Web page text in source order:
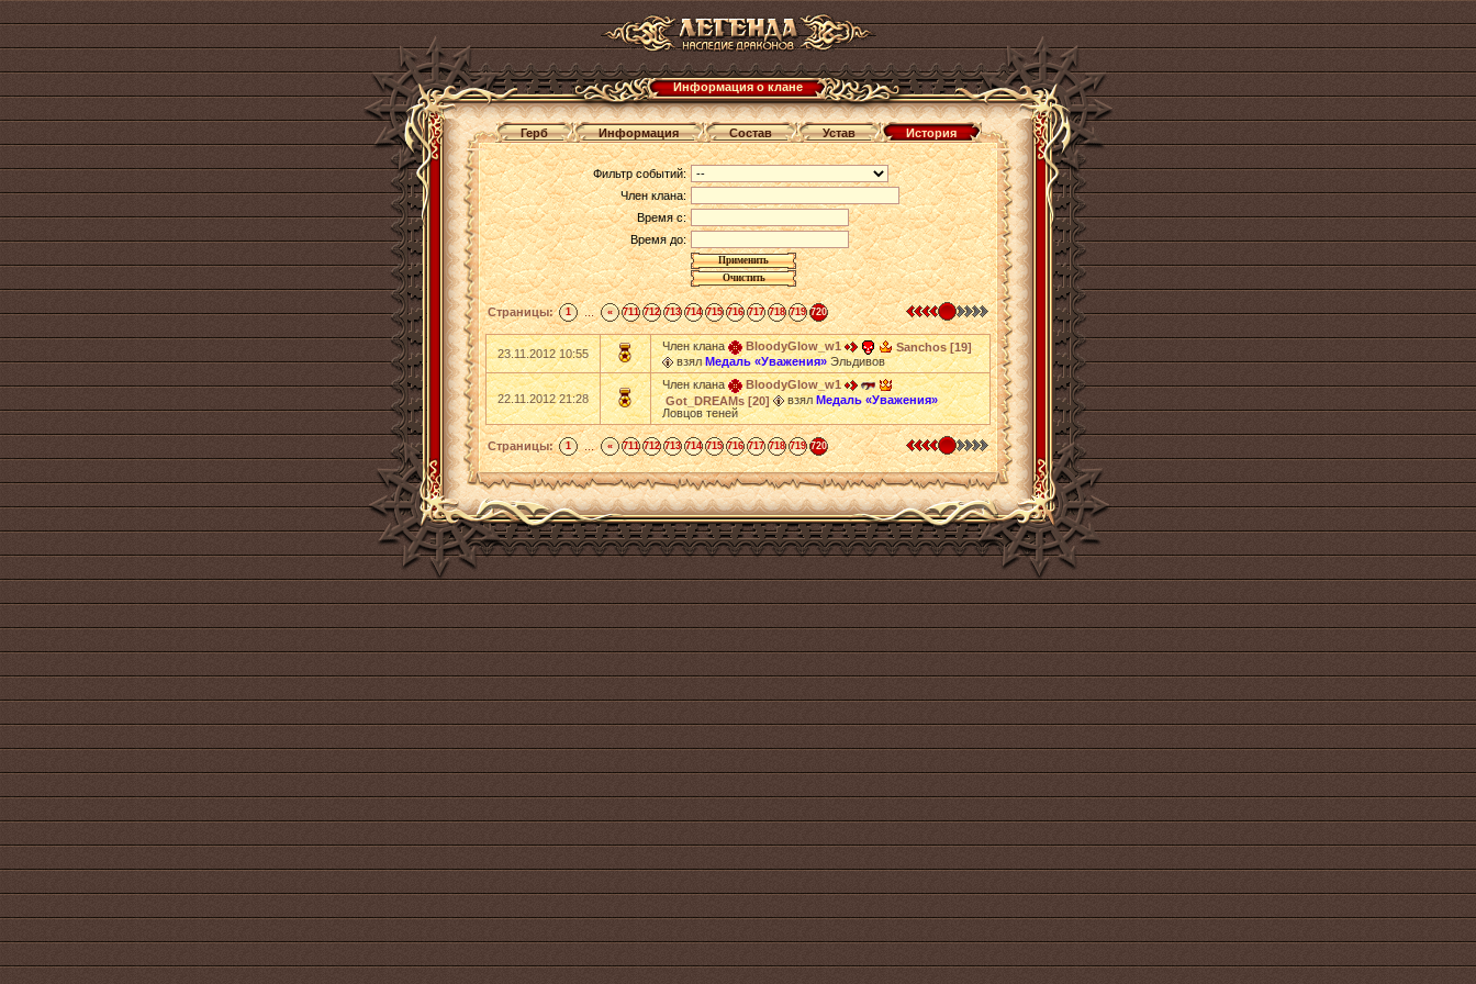
Информация о клане
Герб Информация Состав Устав История
Фильтр событий:
Член клана:
Время с:
Время до:
Страницы: 1 ... « 711 712 713 714 715 716 717 718 719 720
23.11.2012 10:55
Член клана BloodyGlow_w1
Sanchos [19]
взялМедаль «Уважения»Эльдивов
22.11.2012 21:28
Член клана
BloodyGlow_w1
Got_DREAMs [20]
взялМедаль «Уважения»
Ловцов теней
Страницы: 1 ... « 711 712 713 714 715 716 717 718 719 720